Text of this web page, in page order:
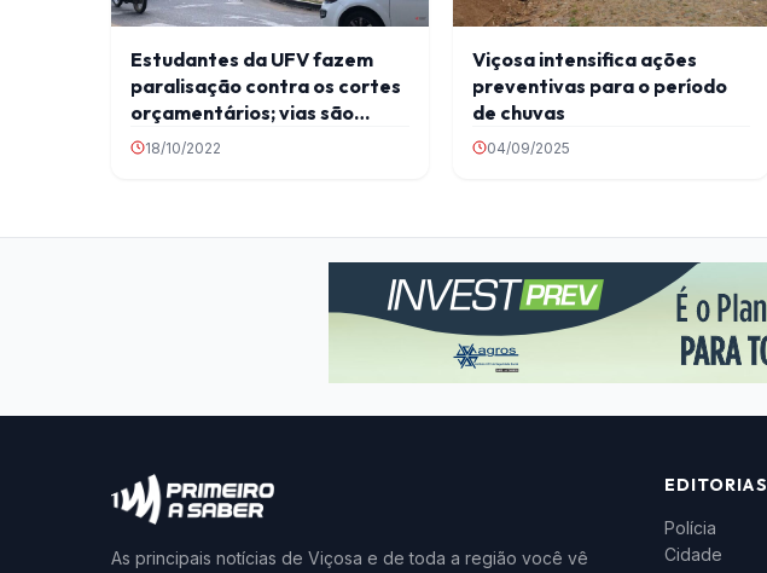
Estudantes da UFV fazem
paralisação contra os cortes
orçamentários; vias são
fechadas
18/10/2022
Viçosa intensifica ações
preventivas para o período
de chuvas
04/09/2025
As principais notícias de Viçosa e de toda a região você vê
EDITORIAS
Polícia
Cidade